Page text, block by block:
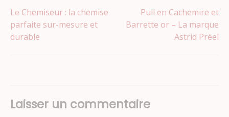
Navigation
de
Le Chemiseur : la chemise
parfaite sur-mesure et
durable
Pull en Cachemire et
Barrette or – La marque
Astrid Préel
Laisser un commentaire